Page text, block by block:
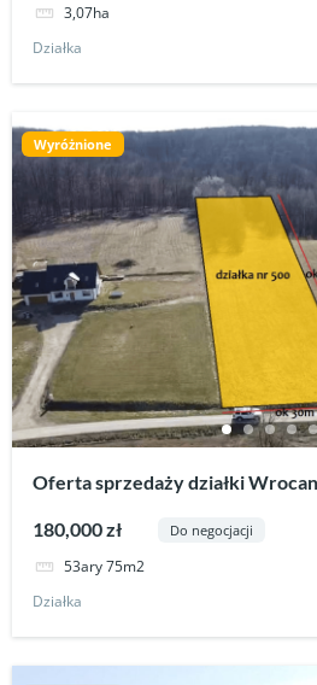
3,07ha
Działka
Wyróżnione
Oferta sprzedaży działki
180,000 zł Do negocjacji
53ary 75m2
Działka